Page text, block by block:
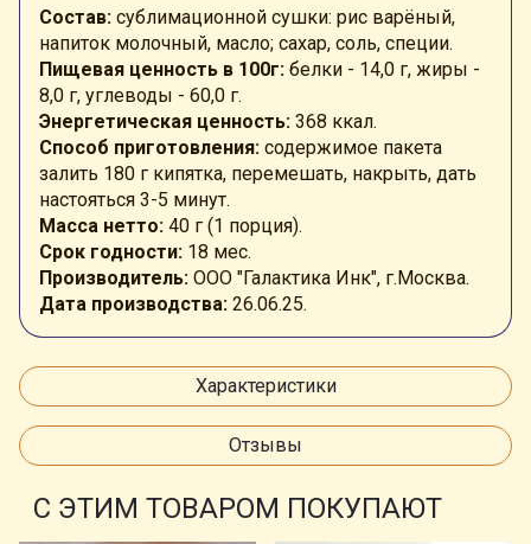
Состав: сублимационной сушки: рис варёный,
напиток молочный, масло; сахар, соль, специи.
Пищевая ценность в 100г: белки - 14,0 г, жиры -
8,0 г, углеводы - 60,0 г.
Энергетическая ценность: 368 ккал.
Способ приготовления: содержимое пакета
залить 180 г кипятка, перемешать, накрыть, дать
настояться 3-5 минут.
Масса нетто: 40 г (1 порция).
Срок годности: 18 мес.
Производитель: ООО "Галактика Инк", г.Москва.
Дата производства: 26.06.25.
Характеристики
Отзывы
С ЭТИМ ТОВАРОМ ПОКУПАЮТ